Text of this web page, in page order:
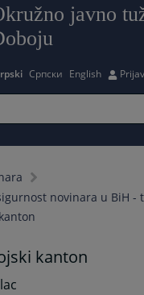
javno
Српски English
novinara u BiH -
kanton